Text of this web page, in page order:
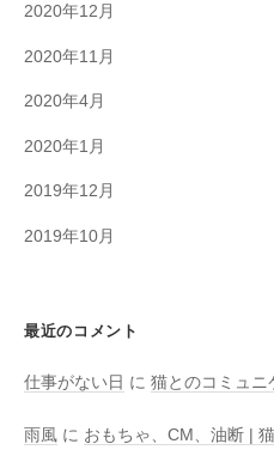
2020年12月
2020年11月
2020年4月
2020年1月
2019年12月
2019年10月
最近のコメント
仕事がない日 に 猫とのコミュニ
雨風 に おもちゃ、CM、油断 |